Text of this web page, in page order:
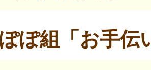
ぽ組「お手伝